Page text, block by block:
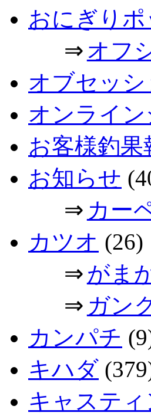
おにぎり
⇒ オフ
オブセッシ
オンライ
お客様釣果
お知らせ
⇒ カー
カツオ (26)
⇒ がま
⇒ ガン
カンパチ
キハダ
キャステ